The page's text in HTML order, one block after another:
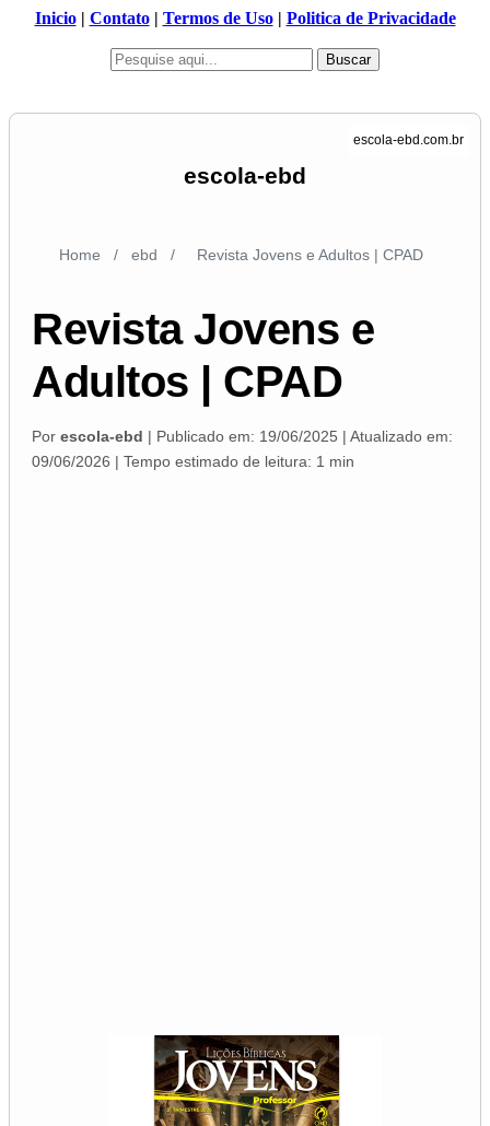
Inicio| Contato| Termos de Uso| Politica de Privacidade
Buscar
escola-ebd
Home / ebd / Revista Jovens e Adultos | CPAD
Revista Jovens e
Adultos | CPAD
Por escola-ebd | Publicado em: 19/06/2025 | Atualizado em:
09/06/2026 | Tempo estimado de leitura: 1 min